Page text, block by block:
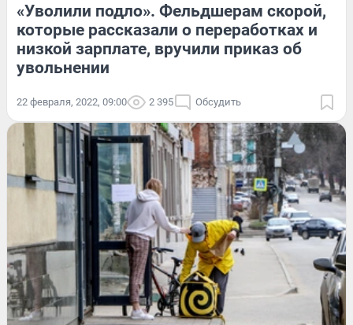
«Уволили подло». Фельдшерам скорой,
которые рассказали о переработках и
низкой зарплате, вручили приказ об
увольнении
22 февраля, 2022, 09:00 2 395 Обсудить